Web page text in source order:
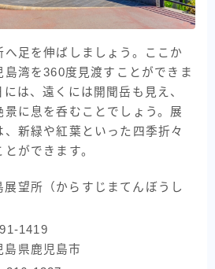
足を伸ばしましょう。ここか
島湾を360度見渡すことができま
は、遠くには開聞岳も見え、
景に息を呑むことでしょう。展
新緑や紅葉といった四季折々
ができます。
展望所（からすじまてんぼうし
1419
島県鹿児島市